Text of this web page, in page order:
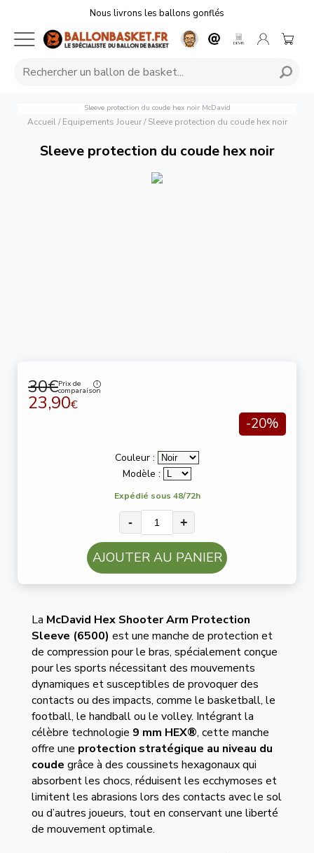
Nous livrons les ballons gonflés
Sleeve protection du coude hex noir McDavid
Accueil/ Equipements Joueur/ Sleeve protection du coude hex noir
Sleeve protection du coude hex noir
30€Prix de
comparaison
23,90€
-20%
Couleur :
Modèle :
Expédié sous 48/72h
- +
AJOUTER AU PANIER
La McDavid Hex Shooter Arm Protection
Sleeve (6500) est une manche de protection et
de compression pour le bras, spécialement conçue
pour les sports nécessitant des mouvements
dynamiques et susceptibles de provoquer des
contacts ou des impacts, comme le basketball, le
football, le handball ou le volley. Intégrant la
célèbre technologie 9 mm HEX®, cette manche
offre une protection stratégique au niveau du
coude grâce à des coussinets hexagonaux qui
absorbent les chocs, réduisent les ecchymoses et
limitent les abrasions lors des contacts avec le sol
ou d’autres joueurs, tout en conservant une liberté
de mouvement optimale.